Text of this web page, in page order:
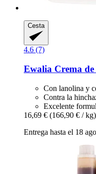
Cesta
4.6 (7)
Ewalia Crema
Con lanolina y
Contra la
Excelente
16,69 € (166,90 € / kg)
Entrega hasta el 18